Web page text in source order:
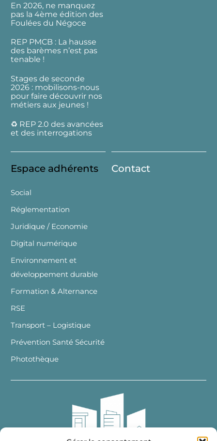
En 2026, ne manquez
pas la 4ème édition des
Foulées du Négoce
REP PMCB : La hausse
des barèmes n’est pas
tenable !
Stages de seconde
2026 : mobilisons-nous
pour faire découvrir nos
métiers aux jeunes !
♻️ REP 2.0 des avancées
et des interrogations
Espace adhérents
Social
Réglementation
Juridique / Economie
Digital numérique
Environnement et
développement durable
Formation & Alternance
RSE
Transport – Logistique
Prévention Santé Sécurité
Photothèque
Contact